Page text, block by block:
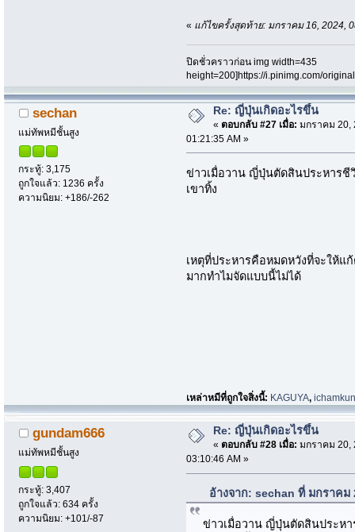
« แก้ไขครั้งสุดท้าย: มกราคม 16, 2024,
ปิดชั่วคราวก่อน img width=435
height=200]https://i.pinimg.com/
sechan
แม่ทัพหมีชั้นสูง
กระทู้: 3,175
ถูกใจแล้ว: 1236 ครั้ง
ความนิยม: +186/-262
Re: ญี่ปุ่นเกิดอะไรขึ้น
« ตอบกลับ #27 เมื่อ: มกราคม 20,
01:21:35 AM »
ข่าวเมื่อวาน ญี่ปุ่นตัดสินประหารชี
เขาทิ้ง
เหตุที่ประหารคือหมดหวังที่จะให้
มากทำไมจัดแบบนี้ไม่ได้
เหล่าหมีที่ถูกใจสิ่งนี้: KAGUYA,
gundam666
แม่ทัพหมีชั้นสูง
กระทู้: 3,407
ถูกใจแล้ว: 634 ครั้ง
ความนิยม: +101/-87
Re: ญี่ปุ่นเกิดอะไรขึ้น
« ตอบกลับ #28 เมื่อ: มกราคม 20,
03:10:46 AM »
อ้างจาก: sechan ที่ มกราคม
ข่าวเมื่อวาน ญี่ปุ่นตัดสินประหา